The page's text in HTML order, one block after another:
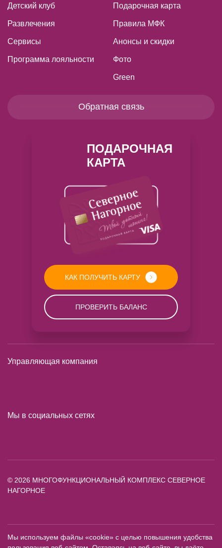
Детский клуб
Развлечения
Сервисы
Программа лояльности
Подарочная карта
Правила МФК
Анонсы и скидки
Фото
Green
Обратная связь
ПОДАРОЧНАЯ
КАРТА
КАК ПОЛУЧИТЬ КАРТУ
ПРОВЕРИТЬ БАЛАНС
Управляющая компания
Мы в социальных сетях
© 2026 МНОГОФУНКЦИОНАЛЬНЫЙ КОМПЛЕКС СЕВЕРНОЕ
НАГОРНОЕ
Мы используем файлы «cookie» с целью повышения удобства